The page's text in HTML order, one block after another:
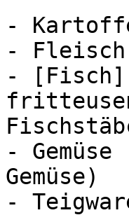
-
-
-
-
Gemüse)
-